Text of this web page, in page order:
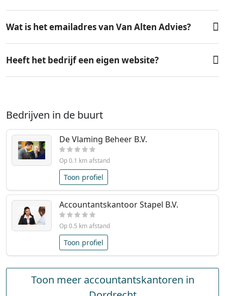
Wat is het emailadres van Van Alten Advies?
Heeft het bedrijf een eigen website?
Bedrijven in de buurt
De Vlaming Beheer B.V.
Op 0.1 km afstand
Toon profiel
Accountantskantoor Stapel B.V.
Op 0.5 km afstand
Toon profiel
Toon meer accountantskantoren in